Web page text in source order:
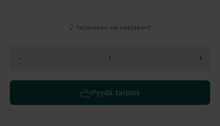
Tarjouskori vai ostoskori?
- +
Pyydä tarjous